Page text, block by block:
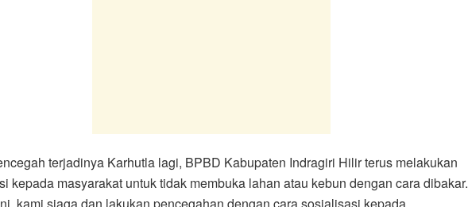
terjadinya Karhutla lagi, BPBD Kabupaten Indragiri Hilir terus melakukan
kepada masyarakat untuk tidak membuka lahan atau kebun dengan cara dibakar.